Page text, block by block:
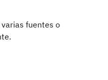
fuentes o